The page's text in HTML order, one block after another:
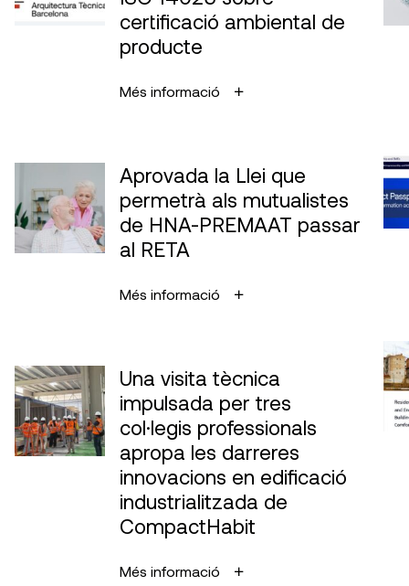
certificació ambiental de
producte
Més informació
Aprovada la Llei que
permetrà als mutualistes
de HNA-PREMAAT passar
al RETA
Més informació
Una visita tècnica
impulsada per tres
col·legis professionals
apropa les darreres
innovacions en edificació
industrialitzada de
CompactHabit
Més informació